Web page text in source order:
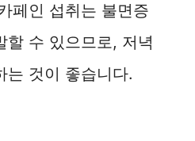
페인 섭취는 불면증
할 수 있으므로, 저녁
는 것이 좋습니다.